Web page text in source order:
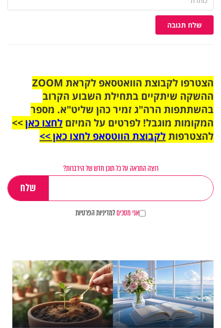
שלח תגובה
הצטרפו לקבוצת הוואטסאפ לקראת ZOOM
ההשקה שיתקיים בתחילת השבוע הקרוב
בהשתתפות הרה"ג זמיר כהן שליט"א. מספר
המקומות מוגבל! לפרטים על המיזם לחצו כאן>>
להצטרפותלקבוצת הווטסאפ לחצו כאן >>
רוצה התראה על כל תוכן חדש של הידברות?
אני מסכיםלמדיניות הפרטיות